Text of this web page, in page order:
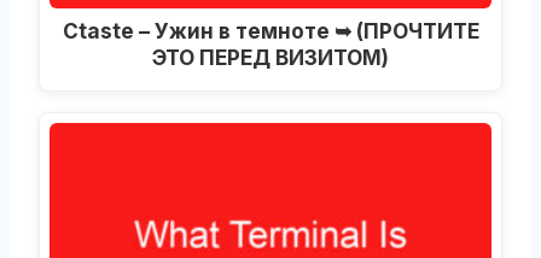
Ctaste – Ужин в темноте ➥ (ПРОЧТИТЕ
ЭТО ПЕРЕД ВИЗИТОМ)